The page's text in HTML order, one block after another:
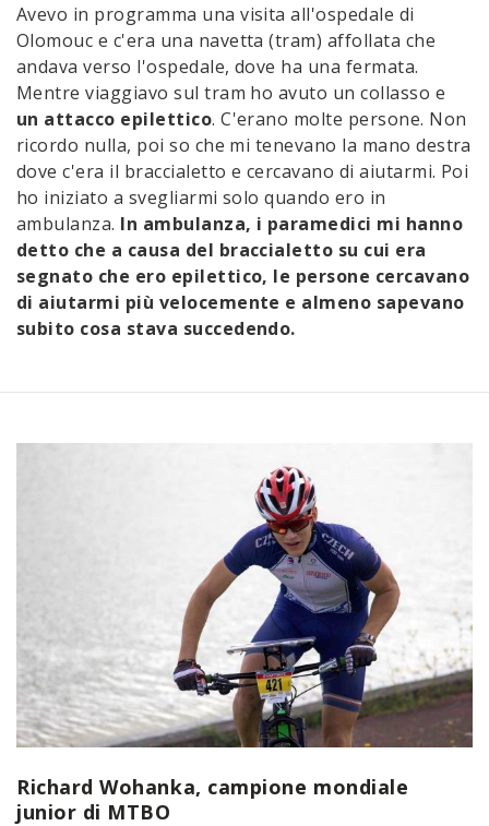
Avevo in programma una visita all'ospedale di
Olomouc e c'era una navetta (tram) affollata che
andava verso l'ospedale, dove ha una fermata.
Mentre viaggiavo sul tram ho avuto un collasso e
un attacco epilettico. C'erano molte persone. Non
ricordo nulla, poi so che mi tenevano la mano destra
dove c'era il braccialetto e cercavano di aiutarmi. Poi
ho iniziato a svegliarmi solo quando ero in
ambulanza. In ambulanza, i paramedici mi hanno
detto che a causa del braccialetto su cui era
segnato che ero epilettico, le persone cercavano
di aiutarmi più velocemente e almeno sapevano
subito cosa stava succedendo.
Richard Wohanka, campione mondiale
junior di MTBO